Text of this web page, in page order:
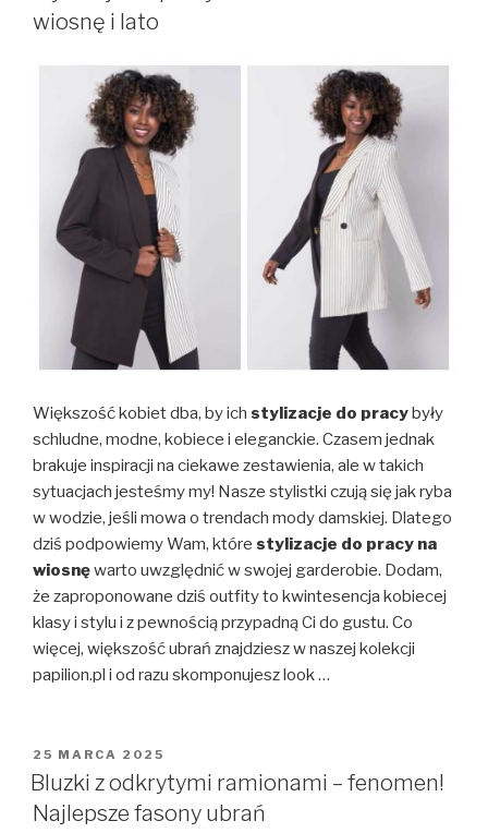
wiosnę i lato
Większość kobiet dba, by ich stylizacje do pracybyły
schludne, modne, kobiece i eleganckie. Czasem jednak
brakuje inspiracji na ciekawe zestawienia, ale w takich
sytuacjach jesteśmy my! Nasze stylistki czują się jak ryba
w wodzie, jeśli mowa o trendach mody damskiej. Dlatego
dziś podpowiemy Wam, które stylizacje do pracy na
wiosnęwarto uwzględnić w swojej garderobie. Dodam,
że zaproponowane dziś outfity to kwintesencja kobiecej
klasy i stylu i z pewnością przypadną Ci do gustu. Co
więcej, większość ubrań znajdziesz w naszej kolekcji
papilion.pl i od razu skomponujesz look …
OPUBLIKOWANE
W
25 MARCA 2025
Bluzki z odkrytymi ramionami – fenomen!
Najlepsze fasony ubrań